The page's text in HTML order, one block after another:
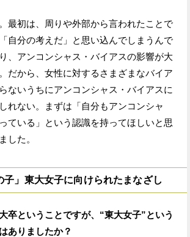
最初は、周りや外部から言われたことで
自分の考えだ」と思い込んでしまうんで
、アンコンシャス・バイアスの影響が大
だから、女性に対するさまざまなバイア
ないうちにアンコンシャス・バイアスに
れない。まずは「自分もアンコンシャ
ている」という認識を持ってほしいと思
した。
子」東大女子に向けられたまなざし
ということですが、“東大女子”という
ありましたか？